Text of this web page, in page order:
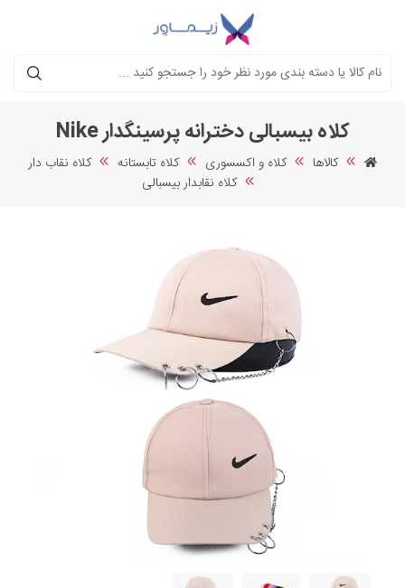
جستجو
کلاه بیسبالی دخترانه پرسینگدار Nike
کالاها کلاه و اکسسوری کلاه تابستانه
کلاه نقاب دار
کلاه نقابدار بیسبالی